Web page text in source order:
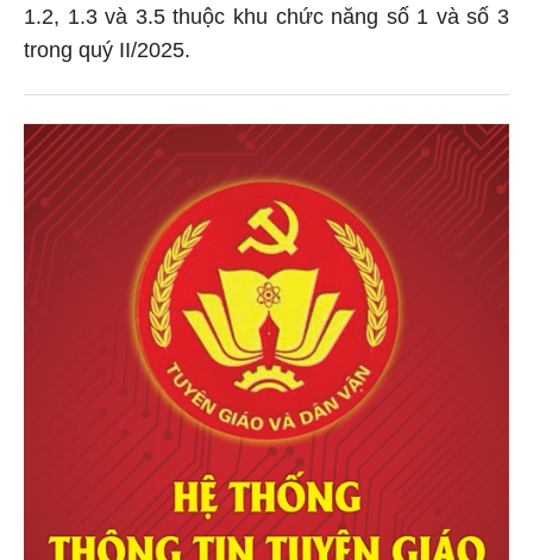
1.2, 1.3 và 3.5 thuộc khu chức năng số 1 và số 3
trong quý II/2025.